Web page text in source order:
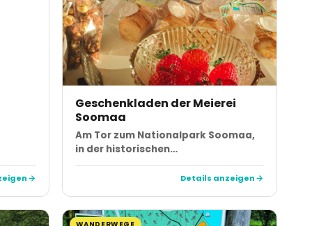
Geschenkladen der Meierei
Soomaa
Am Tor zum Nationalpark Soomaa,
in der historischen…
Details anzeigen